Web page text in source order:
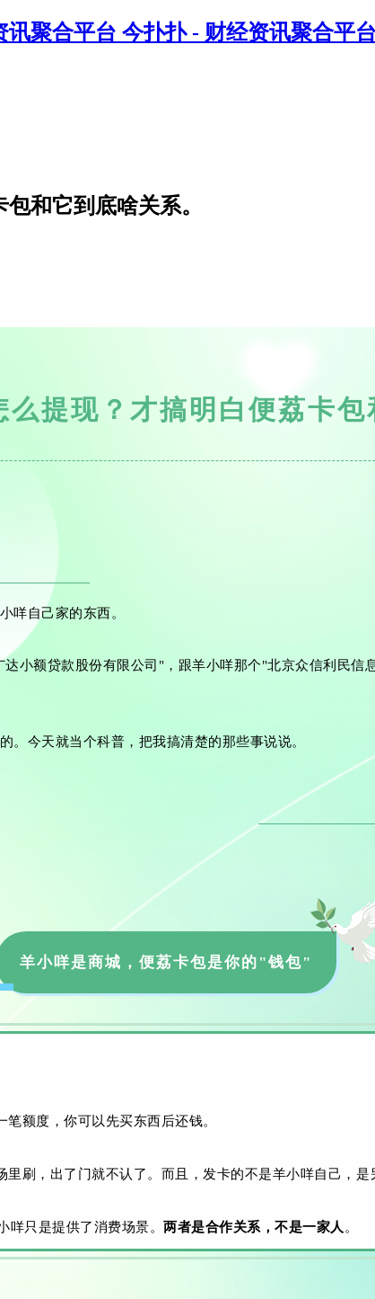
今扑扑 - 财经资讯聚合平
和它到底啥关系。
么提现？才搞明白便荔卡
咩自己家的东西。
小额贷款股份有限公司"，跟羊小咩那个"北京众信利民
。今天就当个科普，把我搞清楚的那些事说说。
羊小咩是商城，便荔卡包是你的"钱包"
额度，你可以先买东西后还钱。
刷，出了门就不认了。而且，发卡的不是羊小咩自己，是
只是提供了消费场景。 两者是合作关系，不是一家人 。